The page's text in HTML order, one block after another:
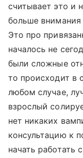
считывает это и
больше
Это про
началось не
были сложные
то происходит в
любом случае,
взрослый
нет никаких
консультацию к
начать работать